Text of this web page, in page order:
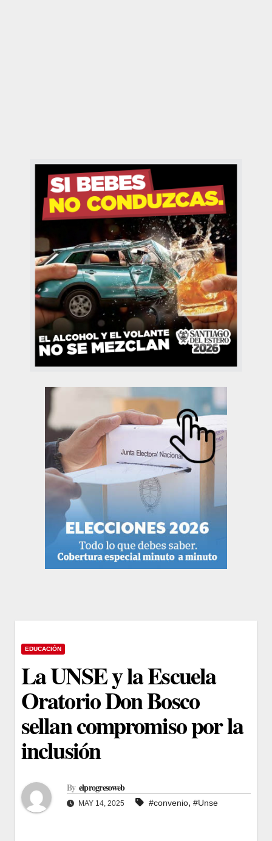
EDUCACIÓN
La UNSE y la Escuela
Oratorio Don Bosco
sellan compromiso por la
inclusión
By elprogresoweb
MAY 14, 2025 #convenio, #Unse